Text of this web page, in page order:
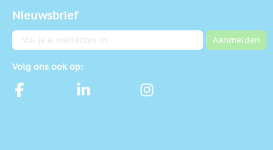
Nieuwsbrief
E-mailadres Aanmelden
Volg ons ook op: